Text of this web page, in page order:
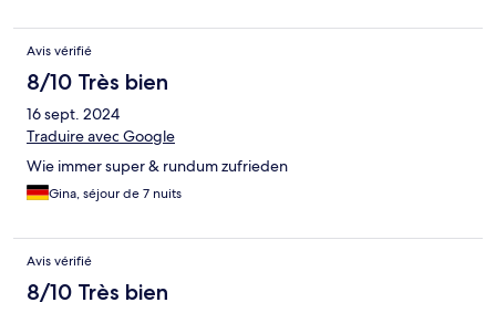
Avis vérifié
8/10 Très bien
16 sept. 2024
Traduire avec Google
Wie immer super & rundum zufrieden
Gina, séjour de 7 nuits
Avis vérifié
8/10 Très bien